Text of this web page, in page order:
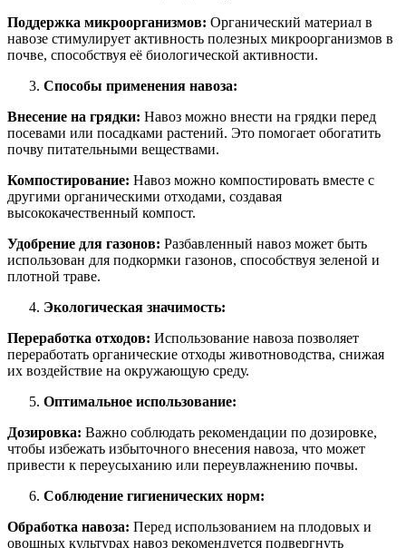
Поддержка микроорганизмов: Органический материал в
навозе стимулирует активность полезных микроорганизмов в
почве, способствуя её биологической активности.
Способы применения навоза:
Внесение на грядки: Навоз можно внести на грядки перед
посевами или посадками растений. Это помогает обогатить
почву питательными веществами.
Компостирование: Навоз можно компостировать вместе с
другими органическими отходами, создавая
высококачественный компост.
Удобрение для газонов: Разбавленный навоз может быть
использован для подкормки газонов, способствуя зеленой и
плотной траве.
Экологическая значимость:
Переработка отходов: Использование навоза позволяет
переработать органические отходы животноводства, снижая
их воздействие на окружающую среду.
Оптимальное использование:
Дозировка: Важно соблюдать рекомендации по дозировке,
чтобы избежать избыточного внесения навоза, что может
привести к переусыханию или переувлажнению почвы.
Соблюдение гигиенических норм:
Обработка навоза: Перед использованием на плодовых и
овощных культурах навоз рекомендуется подвергнуть